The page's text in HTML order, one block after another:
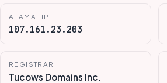
ALAMAT IP
107.161.23.203
REGISTRAR
Tucows Domains Inc.